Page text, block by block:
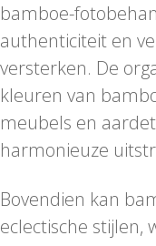
bamboe-
authenticiteit en
versterken. De
kleuren van
meubels en
harmonieuze
Bovendien kan
eclectische stijlen,